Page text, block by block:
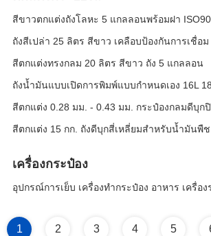
สีขาวตกแต่งถังโลหะ 5 แกลลอนพร้อมฝา
ถังสีเปล่า 25 ลิตร สีขาว เคลือบป้องกันการเชื่อม
สีตกแต่งทรงกลม 20 ลิตร สีขาว ถัง 5 แกลลอน
ถังน้ำมันแบบเปิดการพิมพ์แบบกำหนดเอง 16L
สีตกแต่ง 0.28 มม. - 0.43 มม. กระป๋องกลมดีบุก
สีตกแต่ง 15 กก. ถังดีบุกสี่เหลี่ยมสำหรับน้ำมันพื
เครื่องกระป๋อง
อุปกรณ์การเย็บ เครื่องทํากระป๋อง อาหาร เครื่อ
1 2 3 4 5